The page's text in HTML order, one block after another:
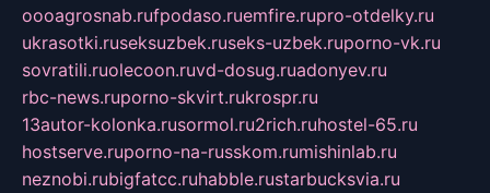
oooagrosnab.rufpodaso.ruemfire.rupro-otdelky.ru
ukrasotki.ruseksuzbek.ruseks-uzbek.ruporno-vk.ru
sovratili.ruolecoon.ruvd-dosug.ruadonyev.ru
rbc-news.ruporno-skvirt.rukrospr.ru
13autor-kolonka.rusormol.ru2rich.ruhostel-65.ru
hostserve.ruporno-na-russkom.rumishinlab.ru
neznobi.rubigfatcc.ruhabble.rustarbucksvia.ru